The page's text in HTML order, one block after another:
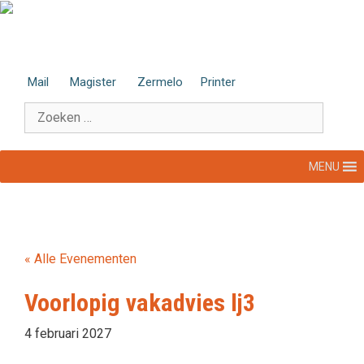
Ga
Mail Magister Zermelo Printer
Zoek
naar:
MENU
« Alle Evenementen
Voorlopig vakadvies lj3
4 februari 2027